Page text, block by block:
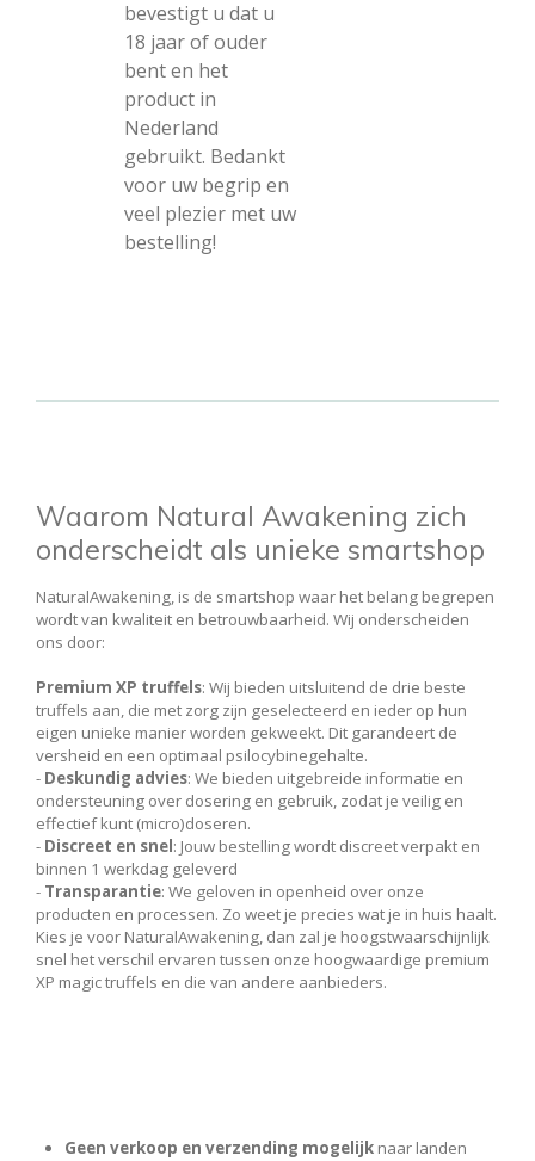
bevestigt u dat u
18 jaar of ouder
bent en het
product in
Nederland
gebruikt. Bedankt
voor uw begrip en
veel plezier met uw
bestelling!
Waarom Natural Awakening zich
onderscheidt als unieke smartshop
NaturalAwakening, is de smartshop waar het belang begrepen
wordt van kwaliteit en betrouwbaarheid. Wij onderscheiden
ons door:
Premium XP truffels: Wij bieden uitsluitend de drie beste
truffels aan, die met zorg zijn geselecteerd en ieder op hun
eigen unieke manier worden gekweekt. Dit garandeert de
versheid en een optimaal psilocybinegehalte.
- Deskundig advies: We bieden uitgebreide informatie en
ondersteuning over dosering en gebruik, zodat je veilig en
effectief kunt (micro)doseren.
- Discreet en snel: Jouw bestelling wordt discreet verpakt en
binnen 1 werkdag geleverd
- Transparantie: We geloven in openheid over onze
producten en processen. Zo weet je precies wat je in huis haalt.
Kies je voor NaturalAwakening, dan zal je hoogstwaarschijnlijk
snel het verschil ervaren tussen onze hoogwaardige premium
XP magic truffels en die van andere aanbieders.
Geen verkoop en verzending mogelijk naar landen